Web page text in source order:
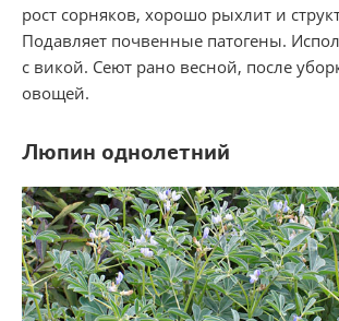
рост сорняков, хорошо рыхлит и
Подавляет почвенные патогены.
с викой. Сеют рано весной, после
овощей.
Люпин однолетний